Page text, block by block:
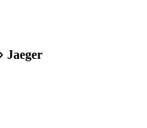
Jaeger